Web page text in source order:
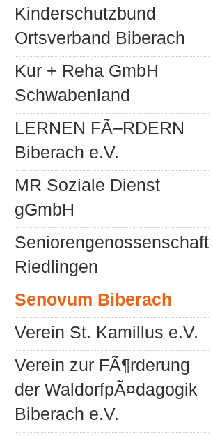
Kinderschutzbund
Ortsverband Biberach
Kur + Reha GmbH
Schwabenland
LERNEN FÃ–RDERN
Biberach e.V.
MR Soziale Dienst
gGmbH
Seniorengenossenschaft
Riedlingen
Senovum Biberach
Verein St. Kamillus e.V.
Verein zur FÃ¶rderung
der WaldorfpÃ¤dagogik
Biberach e.V.